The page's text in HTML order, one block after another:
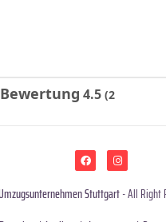
4.5 (2
Stuttgart- All Right